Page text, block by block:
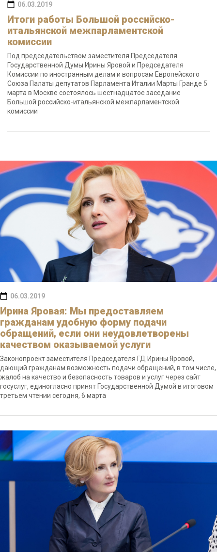
06.03.2019
Итоги работы Большой российско-
итальянской межпарламентской
комиссии
Под председательством заместителя Председателя
Государственной Думы Ирины Яровой и Председателя
Комиссии по иностранным делам и вопросам Европейского
Союза Палаты депутатов Парламента Италии Марты Гранде 5
марта в Москве состоялось шестнадцатое заседание
Большой российско-итальянской межпарламентской
комиссии
06.03.2019
Ирина Яровая: Мы предоставляем
гражданам удобную форму подачи
обращений, если они неудовлетворены
качеством оказываемой услуги
Законопроект заместителя Председателя ГД Ирины Яровой,
дающий гражданам возможность подачи обращений, в том числе,
жалоб на качество и безопасность товаров и услуг через сайт
госуслуг, единогласно принят Государственной Думой в итоговом
третьем чтении сегодня, 6 марта